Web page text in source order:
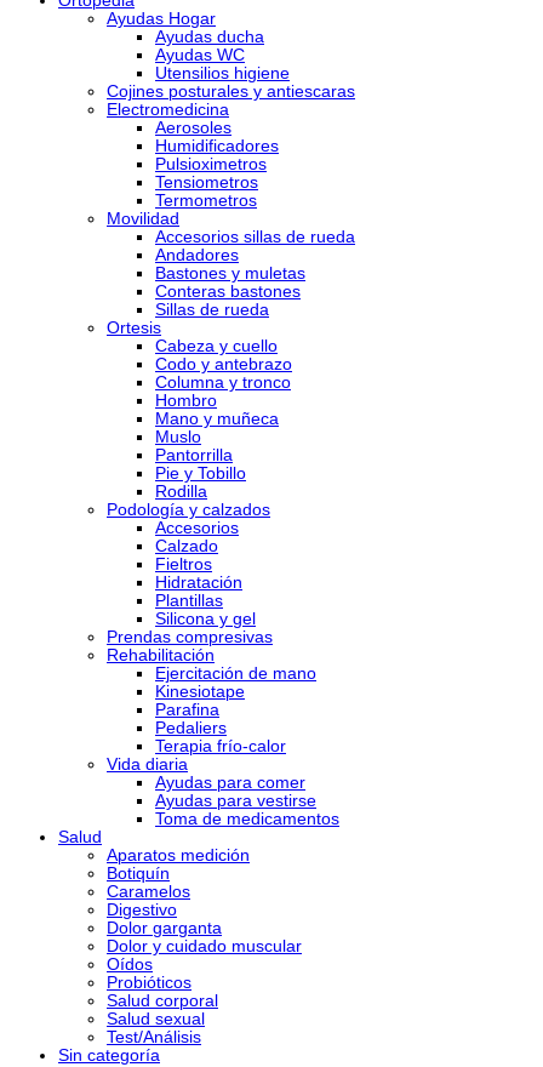
Ayudas Hogar
Ayudas ducha
Ayudas WC
Utensilios higiene
Cojines posturales y antiescaras
Electromedicina
Aerosoles
Humidificadores
Pulsioximetros
Tensiometros
Termometros
Movilidad
Accesorios sillas de rueda
Andadores
Bastones y muletas
Conteras bastones
Sillas de rueda
Ortesis
Cabeza y cuello
Codo y antebrazo
Columna y tronco
Hombro
Mano y muñeca
Muslo
Pantorrilla
Pie y Tobillo
Rodilla
Podología y calzados
Accesorios
Calzado
Fieltros
Hidratación
Plantillas
Silicona y gel
Prendas compresivas
Rehabilitación
Ejercitación de mano
Kinesiotape
Parafina
Pedaliers
Terapia frío-calor
Vida diaria
Ayudas para comer
Ayudas para vestirse
Toma de medicamentos
Salud
Aparatos medición
Botiquín
Caramelos
Digestivo
Dolor garganta
Dolor y cuidado muscular
Oídos
Probióticos
Salud corporal
Salud sexual
Test/Análisis
Sin categoría